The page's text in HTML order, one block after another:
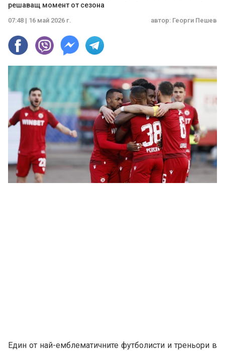
решаващ момент от сезона
07:48 | 16 май 2026 г. автор: Георги Пешев
Един от най-емблематичните футболисти и треньори в